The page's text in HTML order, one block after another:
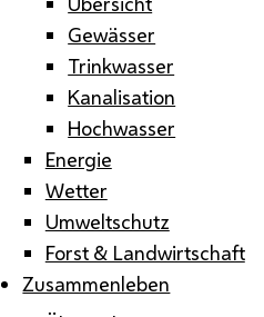
Gewässer
Trinkwasser
Kanalisation
Hochwasser
Energie
Wetter
Umweltschutz
Forst & Landwirtschaft
Zusammenleben